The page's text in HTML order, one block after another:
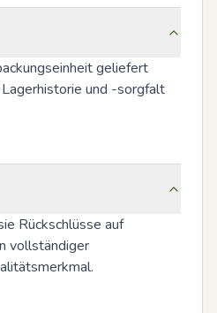
geliefert
und -sorgfalt
Rückschlüsse auf
vollständiger